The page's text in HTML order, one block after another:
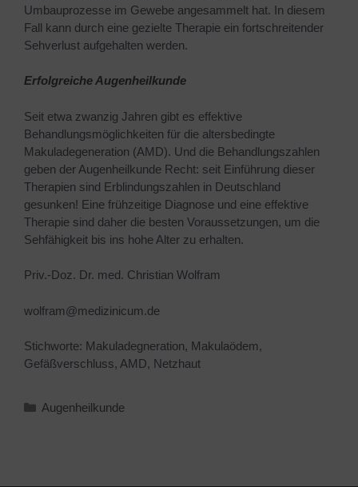
Umbauprozesse im Gewebe angesammelt hat. In diesem
Fall kann durch eine gezielte Therapie ein fortschreitender
Sehverlust aufgehalten werden.
Erfolgreiche Augenheilkunde
Seit etwa zwanzig Jahren gibt es effektive
Behandlungsmöglichkeiten für die altersbedingte
Makuladegeneration (AMD). Und die Behandlungszahlen
geben der Augenheilkunde Recht: seit Einführung dieser
Therapien sind Erblindungszahlen in Deutschland
gesunken! Eine frühzeitige Diagnose und eine effektive
Therapie sind daher die besten Voraussetzungen, um die
Sehfähigkeit bis ins hohe Alter zu erhalten.
Priv.-Doz. Dr. med. Christian Wolfram
wolfram@medizinicum.de
Stichworte: Makuladegneration, Makulaödem,
Gefäßverschluss, AMD, Netzhaut
Augenheilkunde